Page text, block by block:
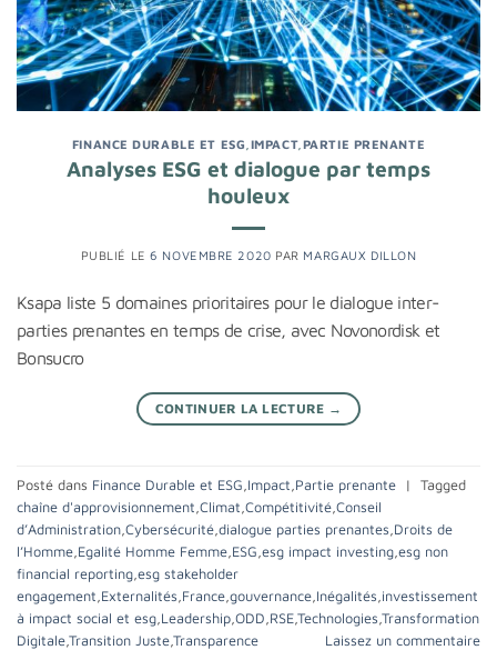
FINANCE DURABLE ET ESG IMPACT, PARTIE PRENANTE
Analyses ESG et dialogue par temps
houleux
PUBLIÉ LE6 NOVEMBRE 2020 PAR MARGAUX DILLON
Ksapa liste 5 domaines prioritaires pour le dialogue inter-
parties prenantes en temps de crise, avec Novonordisk et
Bonsucro
CONTINUER LA LECTURE →
Posté dans Finance Durable et ESG Impact Partie prenante |
Tagged
chaîne d'approvisionnement Climat Compétitivité Conseil
d’Administration Cybersécurité dialogue parties prenantes Droits de
l’Homme Egalité Homme Femme ESG esg impact investing esg non
financial reporting esg stakeholder
engagement Externalités France gouvernance Inégalités investissement
à impact social et esg Leadership ODD RSE Technologies Transformation
Digitale Transition Juste Transparence Laissez un commentaire